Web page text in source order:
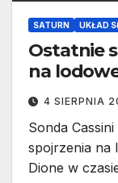
SATURN UKŁAD
Ostatnie
na
4 SIERPNIA
Sonda
spojrzenia na
Dione w